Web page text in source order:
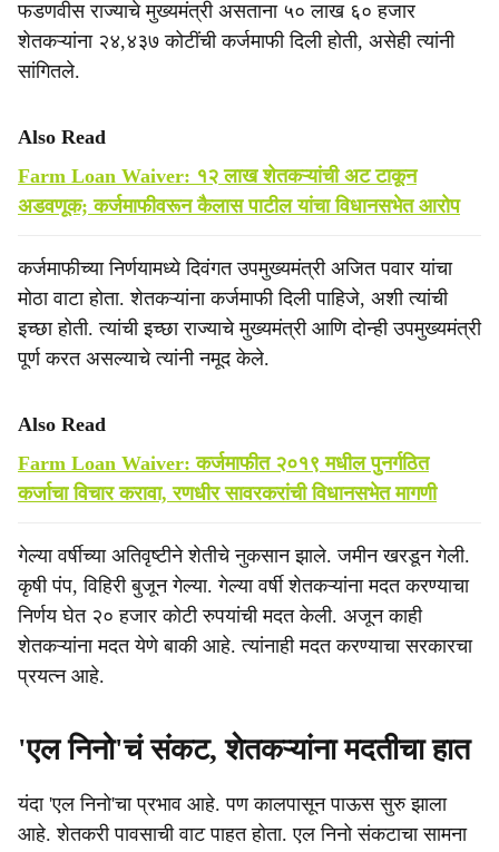
फडणवीस राज्याचे मुख्यमंत्री असताना ५० लाख ६० हजार
शेतकऱ्यांना २४,४३७ कोटींची कर्जमाफी दिली होती, असेही त्यांनी
सांगितले.
Also Read
Farm Loan Waiver: १२ लाख शेतकऱ्यांची अट टाकून
अडवणूक; कर्जमाफीवरून कैलास पाटील यांचा विधानसभेत आरोप
कर्जमाफीच्या निर्णयामध्ये दिवंगत उपमुख्यमंत्री अजित पवार यांचा
मोठा वाटा होता. शेतकऱ्यांना कर्जमाफी दिली पाहिजे, अशी त्यांची
इच्छा होती. त्यांची इच्छा राज्याचे मुख्यमंत्री आणि दोन्ही उपमुख्यमंत्री
पूर्ण करत असल्याचे त्यांनी नमूद केले.
Also Read
Farm Loan Waiver: कर्जमाफीत २०१९ मधील पुनर्गठित
कर्जाचा विचार करावा, रणधीर सावरकरांची विधानसभेत मागणी
गेल्या वर्षीच्या अतिवृष्टीने शेतीचे नुकसान झाले. जमीन खरडून गेली.
कृषी पंप, विहिरी बुजून गेल्या. गेल्या वर्षी शेतकऱ्यांना मदत करण्याचा
निर्णय घेत २० हजार कोटी रुपयांची मदत केली. अजून काही
शेतकऱ्यांना मदत येणे बाकी आहे. त्यांनाही मदत करण्याचा सरकारचा
प्रयत्न आहे.
'एल निनो'चं संकट, शेतकऱ्यांना मदतीचा हात
यंदा 'एल निनो'चा प्रभाव आहे. पण कालपासून पाऊस सुरु झाला
आहे. शेतकरी पावसाची वाट पाहत होता. एल निनो संकटाचा सामना